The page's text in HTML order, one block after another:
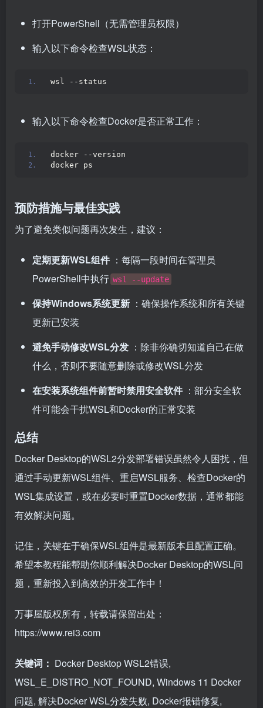
打开PowerShell（无需管理员权限）
输入以下命令检查WSL状态：
wsl --status
输入以下命令检查Docker是否正常工作：
docker --version
docker ps
预防措施与最佳实践
为了避免类似问题再次发生，建议：
定期更新WSL组件 ：每隔一段时间在管理员
PowerShell中执行 wsl --update
保持Windows系统更新 ：确保操作系统和所有关键
更新已安装
避免手动修改WSL分发 ：除非你确切知道自己在做
什么，否则不要随意删除或修改WSL分发
在安装系统组件前暂时禁用安全软件 ：部分安全软
件可能会干扰WSL和Docker的正常安装
总结
Docker Desktop的WSL2分发部署错误虽然令人困扰，但
通过手动更新WSL组件、重启WSL服务、检查Docker的
WSL集成设置，或在必要时重置Docker数据，通常都能
有效解决问题。
记住，关键在于确保WSL组件是最新版本且配置正确。
希望本教程能帮助你顺利解决Docker Desktop的WSL问
题，重新投入到高效的开发工作中！
万事屋版权所有，转载请保留出处：
https://www.rei3.com
关键词： Docker Desktop WSL2错误,
WSL_E_DISTRO_NOT_FOUND, Windows 11 Docker
问题, 解决Docker WSL分发失败, Docker报错修复,